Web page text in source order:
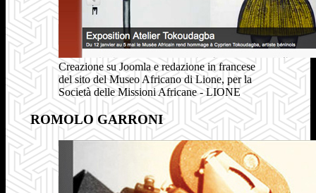
Creazione su Joomla e redazione in francese
del sito del Museo Africano di Lione, per la
Società delle Missioni Africane - LIONE
ROMOLO GARRONI